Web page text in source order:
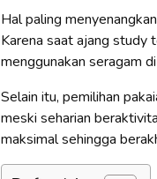
Hal paling
Karena saat ajang study
menggunakan seragam
Selain itu, pemilihan
meski seharian
maksimal sehingga